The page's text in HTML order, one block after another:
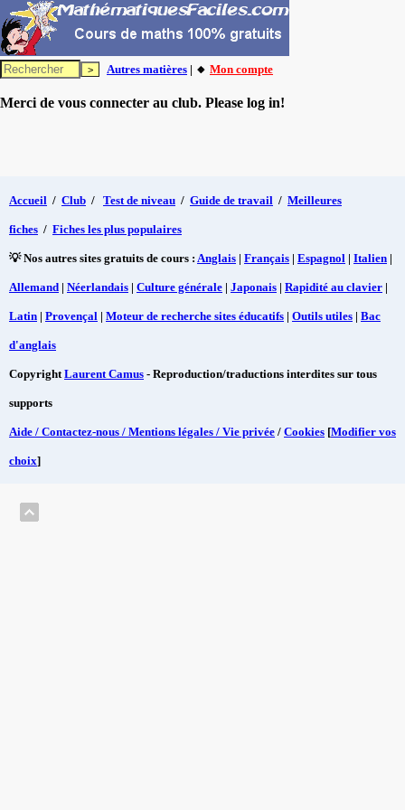
Autres matières | 🔸 Mon compte
Merci de vous connecter au club. Please log in!
Accueil / Club / Test de niveau / Guide de travail / Meilleures
fiches / Fiches les plus populaires
💡 Nos autres sites gratuits de cours : Anglais | Français | Espagnol | Italien |
Allemand | Néerlandais | Culture générale | Japonais | Rapidité au clavier |
Latin | Provençal | Moteur de recherche sites éducatifs | Outils utiles | Bac
d'anglais
CopyrightLaurent Camus - Reproduction/traductions interdites sur tous
supports
Aide / Contactez-nous / Mentions légales / Vie privée / Cookies [Modifier vos
choix]